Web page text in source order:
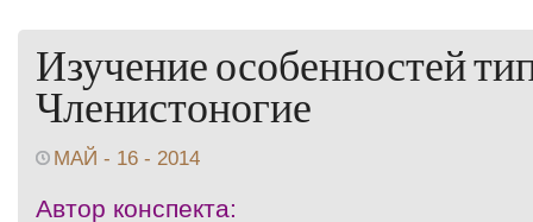
Изучение особенностей
Членистоногие
МАЙ - 16 - 2014
Автор конспекта: